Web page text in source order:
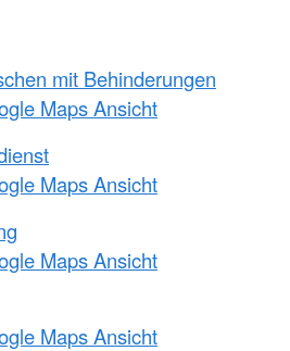
mit Behinderungen
Maps Ansicht
Maps Ansicht
Maps Ansicht
Maps Ansicht